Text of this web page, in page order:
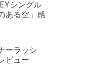
シングル
ある空」感
ーラッシ
ビュー